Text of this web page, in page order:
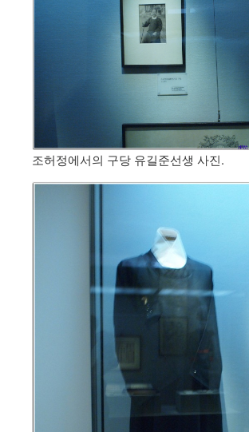
조허정에서의 구당 유길준선생 사진.